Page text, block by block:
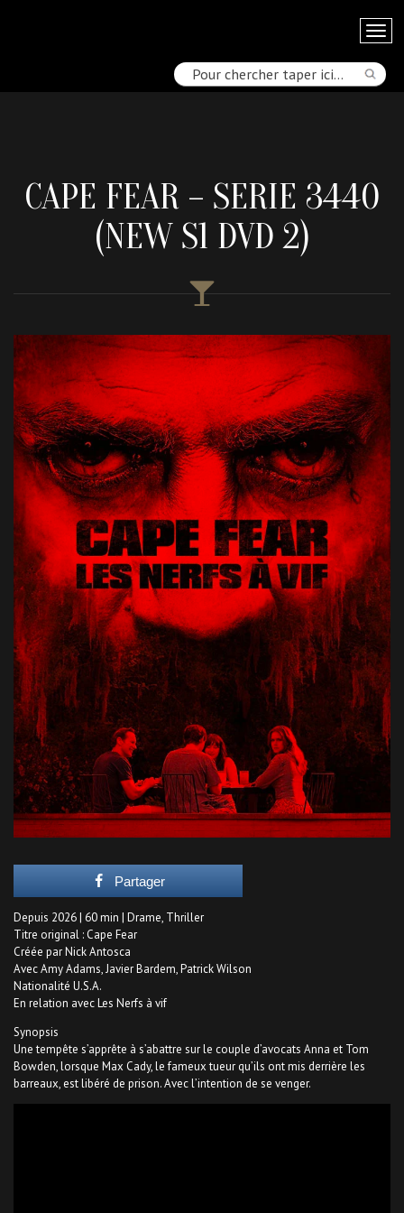
CAPE FEAR – SERIE 3440
(NEW S1 DVD 2)
Partager
Depuis 2026 | 60 min | Drame, Thriller
Titre original : Cape Fear
Créée par Nick Antosca
Avec Amy Adams, Javier Bardem, Patrick Wilson
Nationalité U.S.A.
En relation avec Les Nerfs à vif
Synopsis
Une tempête s’apprête à s’abattre sur le couple d’avocats Anna et Tom
Bowden, lorsque Max Cady, le fameux tueur qu’ils ont mis derrière les
barreaux, est libéré de prison. Avec l’intention de se venger.